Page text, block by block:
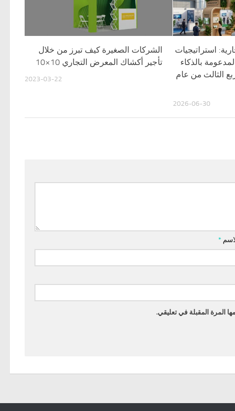
الشركات الصغيرة كيف تبرز من خلال
تأجير أكشاك المعرض التجاري 10×10
2023-03-22
استراتيجيات
بالذكاء
الثالث من عام
2026-06-30
*
المرة المقبلة في تعليقي.